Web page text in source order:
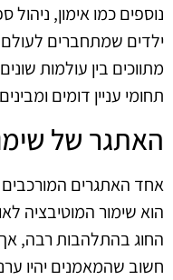
נוספים כמו אימון, ניהול
ילדים שמתחברים
מתווכים בין עולמות
תחומי עניין דומים
האתגר של
אחד האתגרים
הוא שימור המוטיבציה
החוג בהתלהבות רבה, אך
חשוב שהמאמנים יהיו